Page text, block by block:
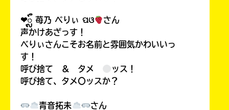
❤︎ᬼ 苺乃 べりぃ ପଓ
さん
声かけあざっす！
べりぃさんこそお名前と雰囲気かわいいっ
す！
呼び捨て ＆ タメ
ッス！
呼び捨て、タメ〇ッスか？
青音拓未
さん